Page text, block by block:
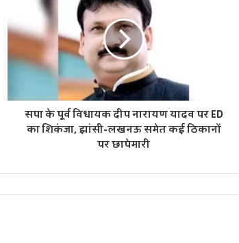
सपा के पूर्व विधायक दीप नारायण यादव पर ED
का शिकंजा, झांसी-लखनऊ समेत कई ठिकानों
पर छापेमारी